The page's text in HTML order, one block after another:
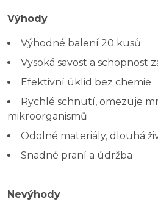
Výhody
Výhodné balení 20 kusů
Vysoká savost a schopnost
Efektivní úklid bez chemie
Rychlé schnutí, omezuje
mikroorganismů
Odolné materiály, dlouhá
Snadné praní a údržba
Nevýhody